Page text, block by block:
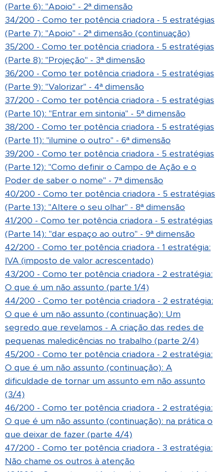
(Parte 6): "Apoio" - 2ª dimensão
34/200 - Como ter potência criadora - 5 estratégias
(Parte 7): "Apoio" - 2ª dimensão (continuação)
35/200 - Como ter potência criadora - 5 estratégias
(Parte 8): "Projeção" - 3ª dimensão
36/200 - Como ter potência criadora - 5 estratégias
(Parte 9): "Valorizar" - 4ª dimensão
37/200 - Como ter potência criadora - 5 estratégias
(Parte 10): "Entrar em sintonia" - 5ª dimensão
38/200 - Como ter potência criadora - 5 estratégias
(Parte 11): "ilumine o outro" - 6ª dimensão
39/200 - Como ter potência criadora - 5 estratégias
(Parte 12): "Como definir o Campo de Ação e o
Poder de saber o nome" - 7ª dimensão
40/200 - Como ter potência criadora - 5 estratégias
(Parte 13): "Altere o seu olhar" - 8ª dimensão
41/200 - Como ter potência criadora - 5 estratégias
(Parte 14): "dar espaço ao outro" - 9ª dimensão
42/200 - Como ter potência criadora - 1 estratégia:
IVA (imposto de valor acrescentado)
43/200 - Como ter potência criadora - 2 estratégia:
O que é um não assunto (parte 1/4)
44/200 - Como ter potência criadora - 2 estratégia:
O que é um não assunto (continuação): Um
segredo que revelamos - A criação das redes de
pequenas maledicências no trabalho (parte 2/4)
45/200 - Como ter potência criadora - 2 estratégia:
O que é um não assunto (continuação): A
dificuldade de tornar um assunto em não assunto
(3/4)
46/200 - Como ter potência criadora - 2 estratégia:
O que é um não assunto (continuação): na prática o
que deixar de fazer (parte 4/4)
47/200 - Como ter potência criadora - 3 estratégia:
Não chame os outros à atenção